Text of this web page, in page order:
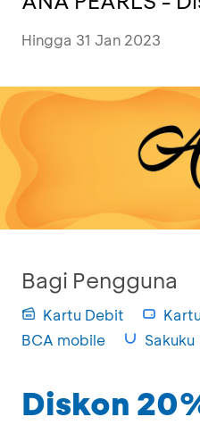
Hingga 31 Jan 2023
Bagi Pengguna
Kartu Debit
BCA mobile
Sakuku
Diskon